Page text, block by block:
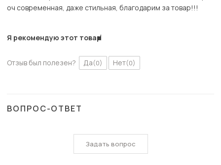
оч современная, даже стильная, благодарим за товар!!!
Я рекомендую этот товар
Отзыв был полезен? Да(0) Нет(0)
ВОПРОС-ОТВЕТ
Задать вопрос